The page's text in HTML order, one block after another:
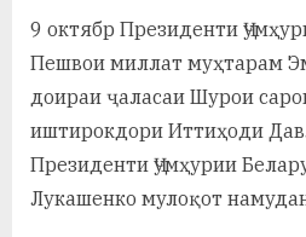
9 октябр Президенти
Пешвои миллат муҳтарам
доираи ҷаласаи Шурои
иштирокдори Иттиҳоди
Президенти Ҷумҳурии
Лукашенко мулоқот